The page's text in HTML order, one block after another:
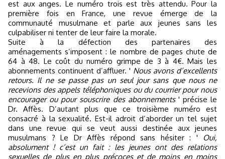
est aux anges. Le numéro trois est très attendu. Pour la
première fois en France, une revue émerge de la
communauté musulmane et parle aux jeunes sans les
culpabiliser ni tenter de leur faire la morale.
Suite à la défection des partenaires des
aménagements s’imposent : le nombre de pages chute de
64 à 48. Le coût du numéro grimpe de 3 à 4€. Mais les
abonnements continuent d’affluer. ' Nous avons d’excellents
retours. Il ne se passe pas un seul jour sans que nous ne
recevions des appels téléphoniques ou du courrier pour nous
encourager ou pour souscrire des abonnements ' précise le
Dr. Affès. D’autant plus que ce troisième numéro est
consacré à la sexualité. Est-il adroit d’aborder un tel sujet
dans une revue qui se veut aussi destinée aux jeunes
musulmans ? Le Dr Affès répond sans hésiter : '
Oui,
absolument ! c’est un fait : les jeunes ont des relations
sexuelles de plus en plus précoces et de moins en moins